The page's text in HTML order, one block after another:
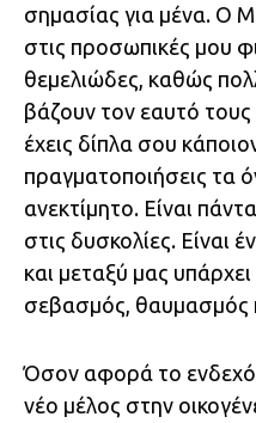
σημασίας για μένα. Ο
στις προσωπικές μου
θεμελιώδες, καθώς
βάζουν τον εαυτό
έχεις δίπλα σου
πραγματοποιήσεις τα
ανεκτίμητο. Είναι
στις δυσκολίες. Είναι
και μεταξύ μας
σεβασμός, θαυμασμός
Όσον αφορά το
νέο μέλος στην